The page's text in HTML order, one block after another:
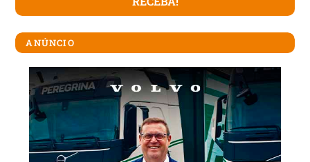
ANÚNCIO